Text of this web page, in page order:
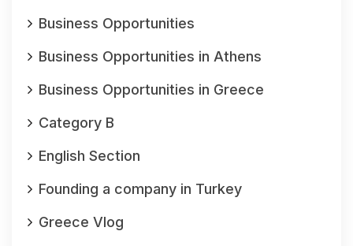
Business Opportunities
Business Opportunities in Athens
Business Opportunities in Greece
Category B
English Section
Founding a company in Turkey
Greece Vlog